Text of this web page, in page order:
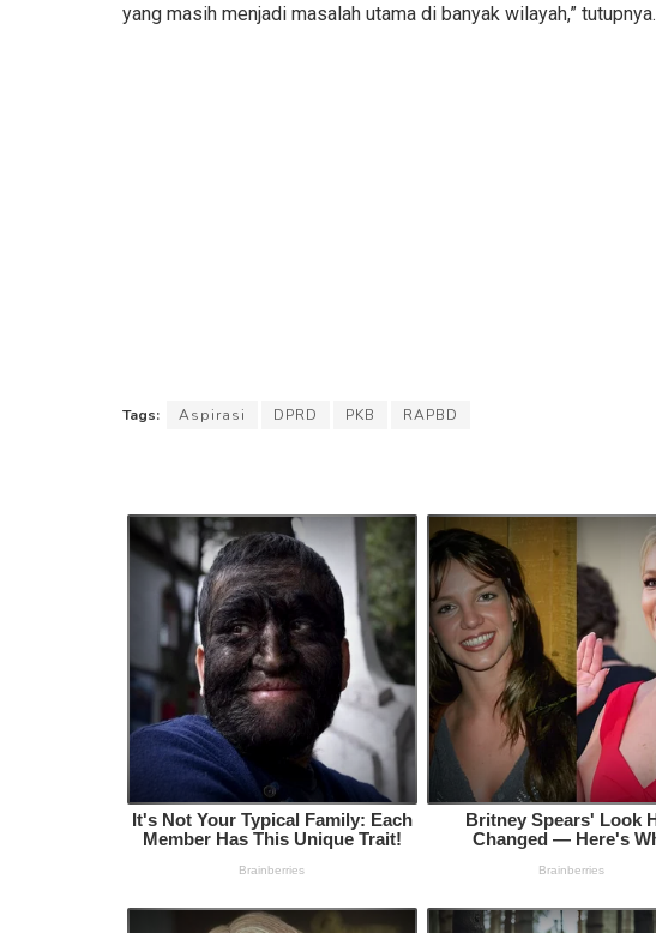
yang masih menjadi masalah utama di banyak wilayah,” tutupnya.
Tags: Aspirasi DPRD PKB RAPBD